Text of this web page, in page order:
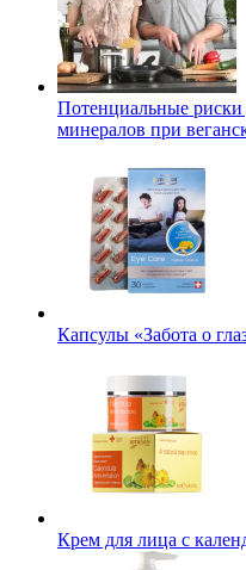
Потенциальные
минералов при
Капсулы «Забота о
Крем для лица с